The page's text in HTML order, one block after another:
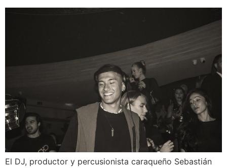
El DJ, productor y percusionista caraqueño Sebastián